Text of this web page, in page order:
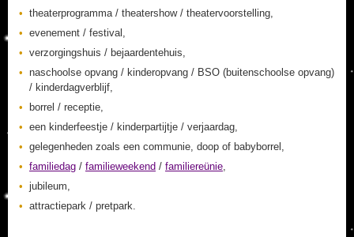
theaterprogramma / theatershow / theatervoorstelling,
evenement / festival,
verzorgingshuis / bejaardentehuis,
naschoolse opvang / kinderopvang / BSO (buitenschoolse opvang)
/ kinderdagverblijf,
borrel / receptie,
een kinderfeestje / kinderpartijtje / verjaardag,
gelegenheden zoals een communie, doop of babyborrel,
familiedag / familieweekend / familiereünie,
jubileum,
attractiepark / pretpark.